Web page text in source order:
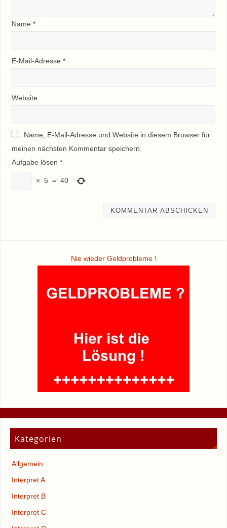
Name *
E-Mail-Adresse *
Website
Name, E-Mail-Adresse und Website in diesem Browser für
meinen nächsten Kommentar speichern.
Aufgabe lösen *
× 5 = 40
Nie wieder Geldprobleme !
Kategorien
Allgemein
Interpret A
Interpret B
Interpret C